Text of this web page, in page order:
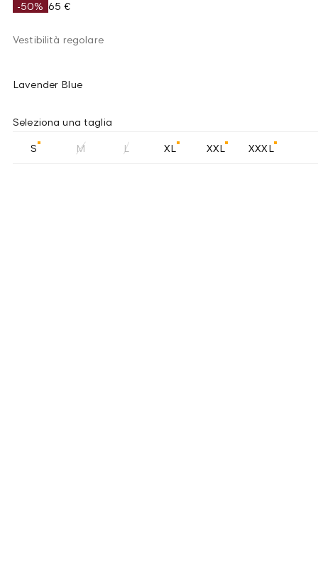
-50% 65 €
Vestibilità regolare
Lavender Blue
Seleziona una taglia
S M L XL XXL XXXL